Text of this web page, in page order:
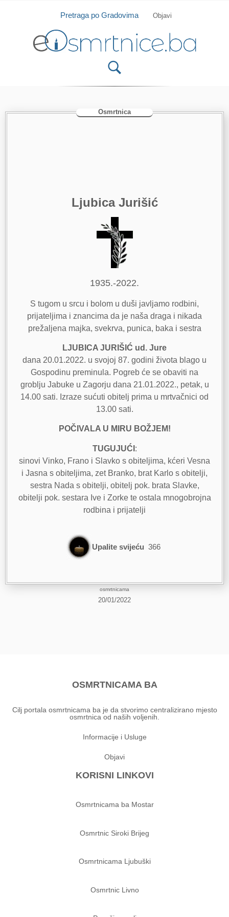
Isprobajte našu Android i IOS aplikaciju
Pretraga po Gradovima Objavi
Osmrtnica
Ljubica Jurišić
1935.-2022.
S tugom u srcu i bolom u duši javljamo rodbini,
prijateljima i znancima da je naša draga i nikada
prežaljena majka, svekrva, punica, baka i sestra
LJUBICA JURIŠIĆ ud. Jure
dana 20.01.2022. u svojoj 87. godini života blago u
Gospodinu preminula. Pogreb će se obaviti na
groblju Jabuke u Zagorju dana 21.01.2022., petak, u
14.00 sati. Izraze sućuti obitelj prima u mrtvačnici od
13.00 sati.
POČIVALA U MIRU BOŽJEM!
TUGUJUĆI :
sinovi Vinko, Frano i Slavko s obiteljima, kćeri Vesna
i Jasna s obiteljima, zet Branko, brat Karlo s obitelji,
sestra Nada s obitelji, obitelj pok. brata Slavke,
obitelji pok. sestara Ive i Zorke te ostala mnogobrojna
rodbina i prijatelji
Upalite svijeću 366
osmrtnicama
20/01/2022
OSMRTNICAMA BA
Cilj portala osmrtnicama ba je da stvorimo centralizirano mjesto
osmrtnica od naših voljenih.
Informacije i Usluge
Objavi
KORISNI LINKOVI
Osmrtnicama ba Mostar
Osmrtnic Siroki Brijeg
Osmrtnicama Ljubuški
Osmrtnic Livno